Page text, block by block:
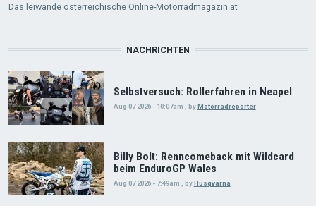
Das leiwande österreichische Online-Motorradmagazin.at
NACHRICHTEN
Selbstversuch: Rollerfahren in Neapel
Aug 07 2026 - 10:07am byMotorradreporter
Billy Bolt: Renncomeback mit Wildcard
beim EnduroGP Wales
Aug 07 2026 - 7:49am , by Husqvarna